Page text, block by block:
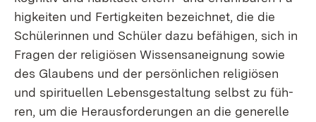
hig­kei­ten und Fer­tig­kei­ten be­zeich­net, die die
Schü­le­rin­nen und Schü­ler da­zu be­fä­hi­gen, sich in
Fra­gen der re­li­giö­sen Wis­sen­san­eig­nung so­wie
des Glau­bens und der per­sön­li­chen re­li­giö­sen
und spi­ri­tu­el­len Le­bens­ge­stal­tung selbst zu füh­
ren, um die Her­aus­for­de­run­gen an die ge­ne­rel­le